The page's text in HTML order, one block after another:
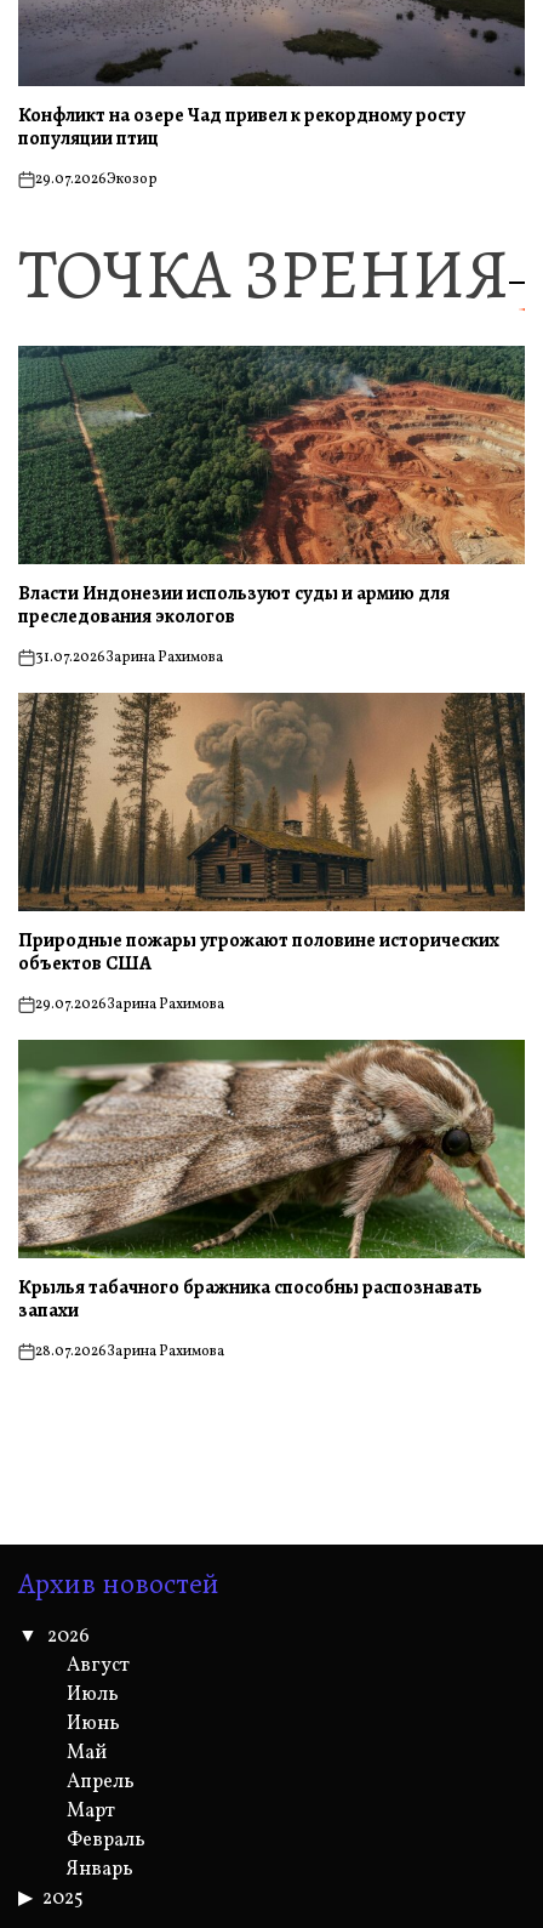
Конфликт на озере Чад привел к рекордному росту
популяции птиц
on29.07.2026Экозор
ТОЧКА ЗРЕНИЯ
Власти Индонезии используют суды и армию для
преследования экологов
on31.07.2026Зарина Рахимова
Природные пожары угрожают половине исторических
объектов США
on29.07.2026Зарина Рахимова
Крылья табачного бражника способны распознавать
запахи
on28.07.2026Зарина Рахимова
Архив новостей
2026
Август
Июль
Июнь
Май
Апрель
Март
Февраль
Январь
2025